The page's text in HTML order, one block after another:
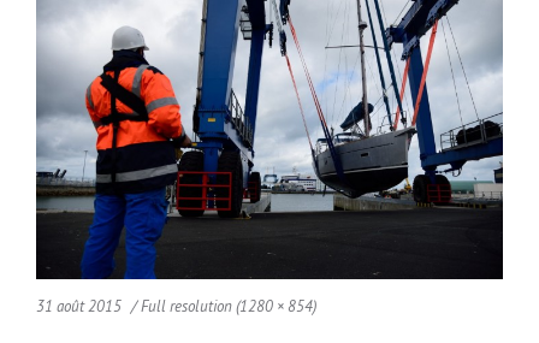
31 août 2015 Full resolution (1280 × 854)